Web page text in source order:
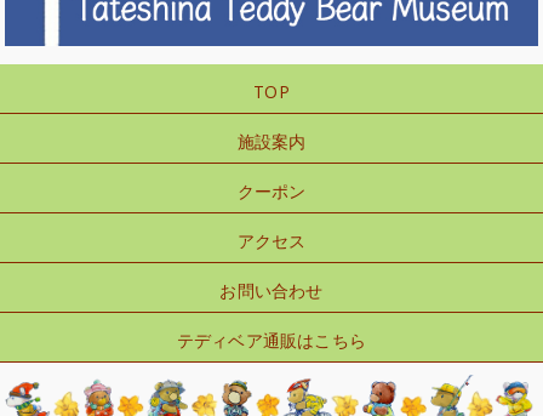
TOP
施設案内
クーポン
アクセス
お問い合わせ
テディベア通販はこちら